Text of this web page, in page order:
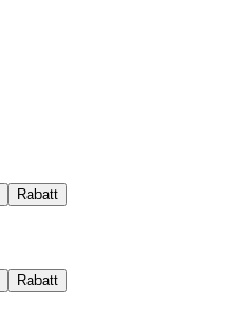
Rabatt
Rabatt